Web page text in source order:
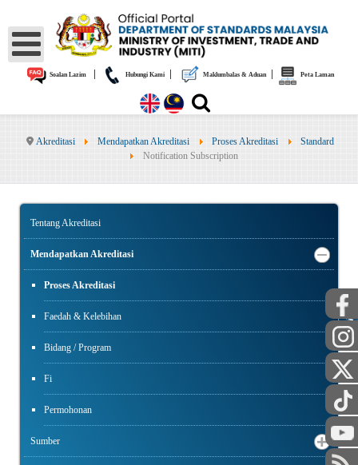
Soalan Lazim| Hubungi Kami| Maklumbalas & Aduan| Peta Laman
Akreditasi Mendapatkan Akreditasi Proses Akreditasi
Standard
Notification Subscription
Tentang Akreditasi
Mendapatkan Akreditasi
Proses Akreditasi
Faedah & Kelebihan
Bidang / Program
Fi
Permohonan
Sumber
AWAM